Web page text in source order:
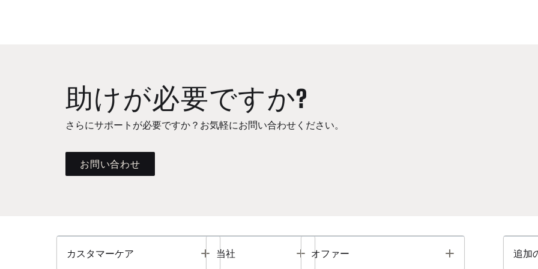
助けが必要ですか?
さらにサポートが必要ですか？お気軽にお問い合わせください。
お問い合わせ
カスタマーケア Toggle
当社 Toggle
オファー Toggle 追加